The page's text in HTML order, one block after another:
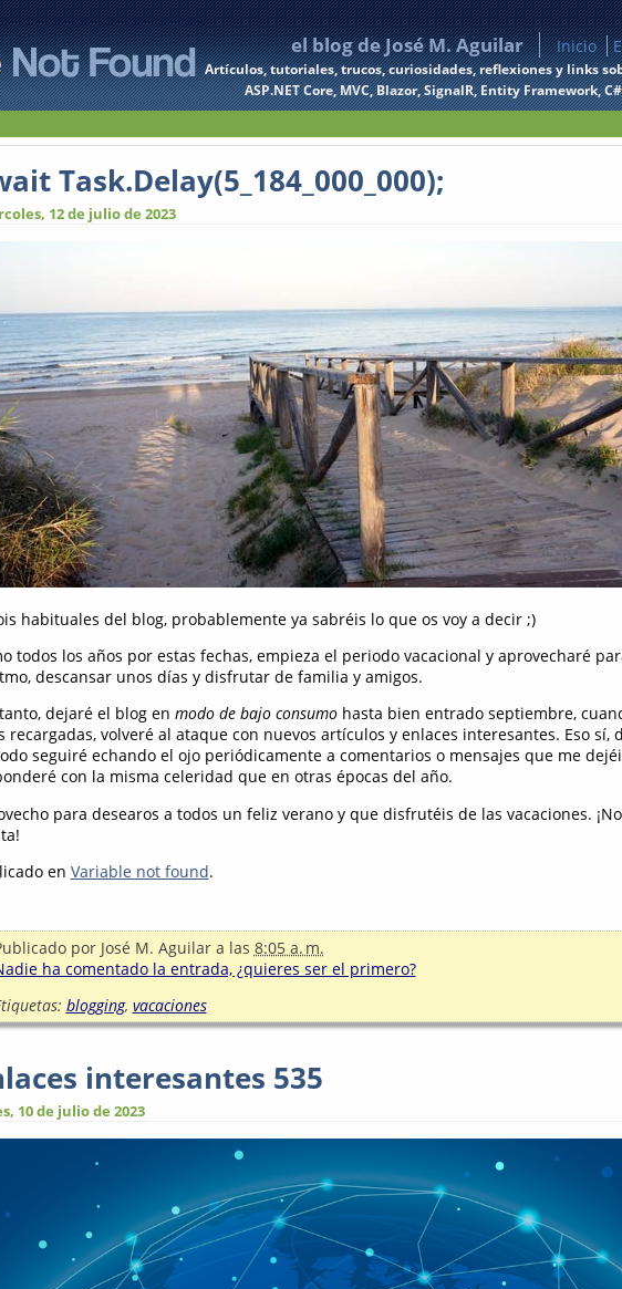
el blog de José M. Aguilar Inicio
Artículos, tutoriales, trucos, curiosidades, reflexiones y links
ASP.NET Core, MVC, Blazor, SignalR, Entity Framework,
Task.Delay(5_184_000_000);
12 de julio de 2023
habituales del blog, probablemente ya sabréis lo que os voy a decir ;)
todos los años por estas fechas, empieza el periodo vacacional y aprovecharé
descansar unos días y disfrutar de familia y amigos.
dejaré el blog en modo de bajo consumohasta bien entrado septiembre,
recargadas, volveré al ataque con nuevos artículos y enlaces interesantes. Eso sí,
seguiré echando el ojo periódicamente a comentarios o mensajes que me
con la misma celeridad que en otras épocas del año.
para desearos a todos un feliz verano y que disfrutéis de las vacaciones.
en Variable not found.
por José M. Aguilar a las 8:05 a. m.
ha comentado la entrada, ¿quieres ser el primero?
blogging, vacaciones
interesantes 535
10 de julio de 2023